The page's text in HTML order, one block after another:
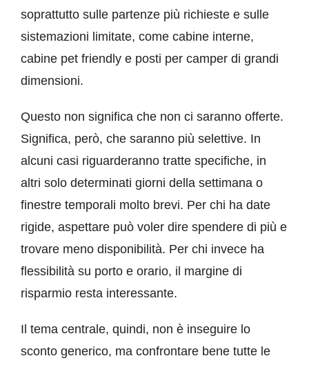
soprattutto sulle partenze più richieste e sulle
sistemazioni limitate, come cabine interne,
cabine pet friendly e posti per camper di grandi
dimensioni.
Questo non significa che non ci saranno offerte.
Significa, però, che saranno più selettive. In
alcuni casi riguarderanno tratte specifiche, in
altri solo determinati giorni della settimana o
finestre temporali molto brevi. Per chi ha date
rigide, aspettare può voler dire spendere di più e
trovare meno disponibilità. Per chi invece ha
flessibilità su porto e orario, il margine di
risparmio resta interessante.
Il tema centrale, quindi, non è inseguire lo
sconto generico, ma confrontare bene tutte le